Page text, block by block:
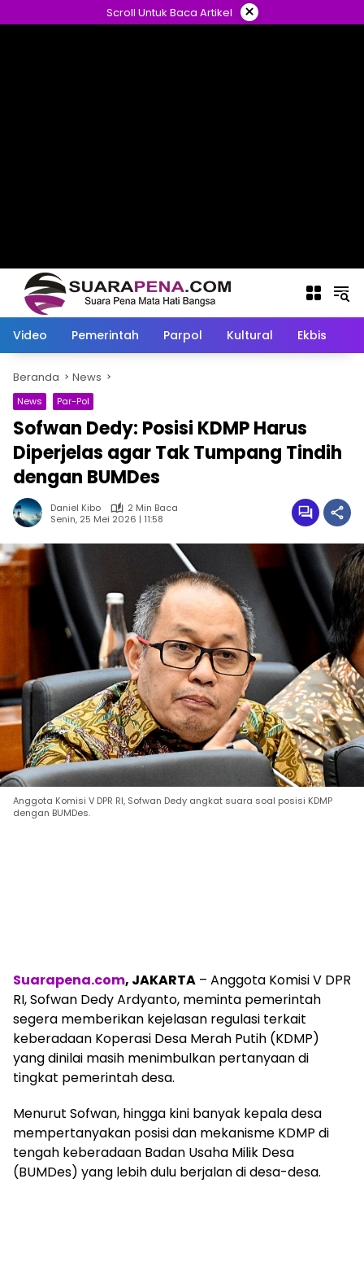
ke
Scroll Untuk Baca Artikel ×
Video Pemerintah Parpol Kultural Ekbis
Beranda News
News Par-Pol
Sofwan Dedy: Posisi KDMP Harus
Diperjelas agar Tak Tumpang Tindih
dengan BUMDes
Daniel Kibo
2 Min Baca
Senin, 25 Mei 2026 | 11:58
Anggota Komisi V DPR RI, Sofwan Dedy angkat suara soal posisi KDMP
dengan BUMDes.
Suarapena.com, JAKARTA – Anggota Komisi V DPR
RI, Sofwan Dedy Ardyanto, meminta pemerintah
segera memberikan kejelasan regulasi terkait
keberadaan Koperasi Desa Merah Putih (KDMP)
yang dinilai masih menimbulkan pertanyaan di
tingkat pemerintah desa.
Menurut Sofwan, hingga kini banyak kepala desa
mempertanyakan posisi dan mekanisme KDMP di
tengah keberadaan Badan Usaha Milik Desa
(BUMDes) yang lebih dulu berjalan di desa-desa.